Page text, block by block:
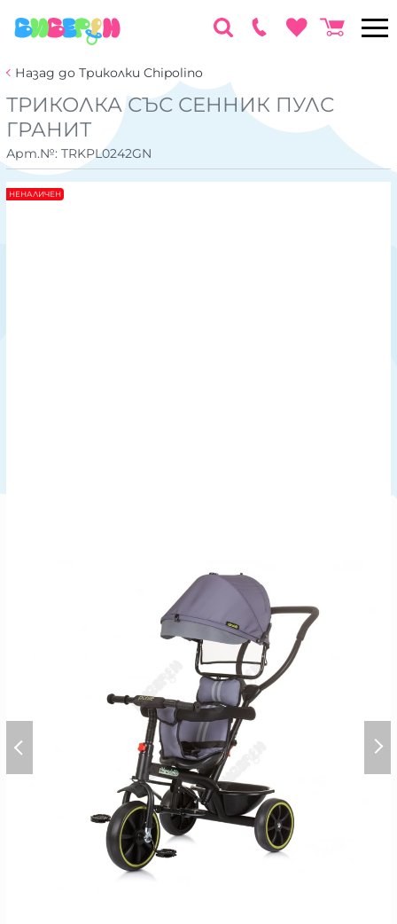
Назад до Триколки Chipolino
ТРИКОЛКА СЪС СЕННИК ПУЛС
ГРАНИТ
Арт.№: TRKPL0242GN
НЕНАЛИЧЕН